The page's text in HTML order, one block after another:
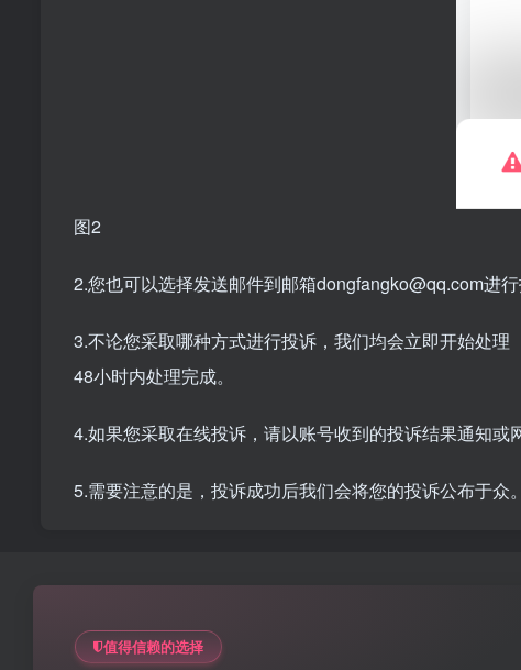
图2
2.您也可以选择发送邮件到邮箱dongfangko@qq.com进
3.不论您采取哪种方式进行投诉，我们均会立即开始处
48小时内处理完成。
4.如果您采取在线投诉，请以账号收到的投诉结果通知
5.需要注意的是，投诉成功后我们会将您的投诉公布于众
值得信赖的选择